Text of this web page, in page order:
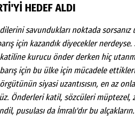
HEDEF ALDI
savundukları noktada sorsanız
için kazandık diyecekler
katiline kurucu önder derken hiç
için bu ülke için mücadele
siyasi uzantısısın, en az
Önderleri katil, sözcüleri müptezel,
pusulası da İmralı'dır bu alçakların.